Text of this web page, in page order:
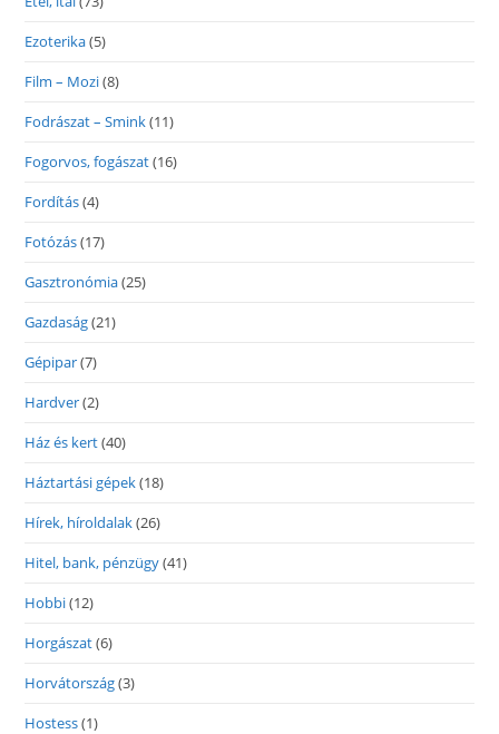
Ezoterika(5)
Film – Mozi(8)
Fodrászat – Smink(11)
Fogorvos, fogászat(16)
Fordítás(4)
Fotózás(17)
Gasztronómia(25)
Gazdaság(21)
Gépipar(7)
Hardver(2)
Ház és kert(40)
Háztartási gépek(18)
Hírek, híroldalak(26)
Hitel, bank, pénzügy(41)
Hobbi(12)
Horgászat(6)
Horvátország(3)
Hostess(1)